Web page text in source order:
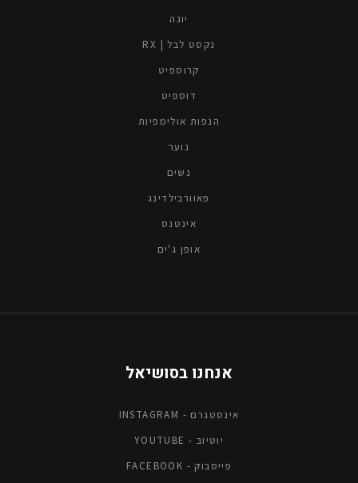
יוגה
נקסט לבל | RX
קרוספיט
דוספיט
הנפות אולימפיות
נוער
נשים
פאוורבילדינג
אינטנס
אופן ג'ים
אנחנו בסושיאל
אינסטגרם - INSTAGRAM
יוטיוב - YOUTUBE
פייסבוק - FACEBOOK